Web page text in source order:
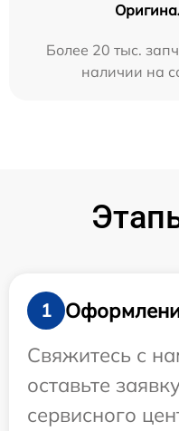
Более 20 тыс.
наличии на
1
Свяжитесь с
оставьте
сервисного